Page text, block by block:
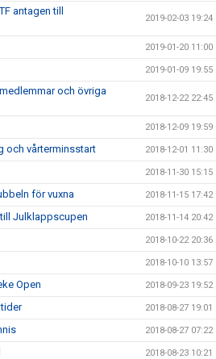
antagen till
2019-02-03 19:24
2019-01-20 11:00
2019-01-09 19:55
och övriga
2018-12-22 22:45
2018-12-09 19:59
och vårterminsstart 2018-12-01 11:30
2018-11-30 15:15
för vuxna 2018-11-15 17:42
Julklappscupen 2018-11-14 20:42
2018-10-22 20:36
2018-10-10 13:57
Open 2018-09-23 19:52
2018-08-27 19:01
2018-08-27 07:22
2018-08-23 10:21